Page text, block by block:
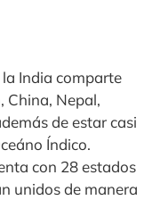
India comparte
China, Nepal,
de estar casi
Índico.
con 28 estados
unidos de manera